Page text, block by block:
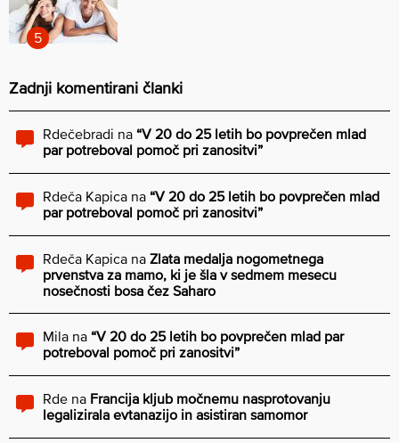
Zadnji komentirani članki
Rdečebradi na “V 20 do 25 letih bo povprečen mlad
par potreboval pomoč pri zanositvi”
Rdeča Kapica na “V 20 do 25 letih bo povprečen mlad
par potreboval pomoč pri zanositvi”
Rdeča Kapica na Zlata medalja nogometnega
prvenstva za mamo, ki je šla v sedmem mesecu
nosečnosti bosa čez Saharo
Mila na “V 20 do 25 letih bo povprečen mlad par
potreboval pomoč pri zanositvi”
Rde na Francija kljub močnemu nasprotovanju
legalizirala evtanazijo in asistiran samomor